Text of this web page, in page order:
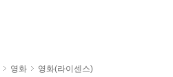
영화
영화(라이센스)